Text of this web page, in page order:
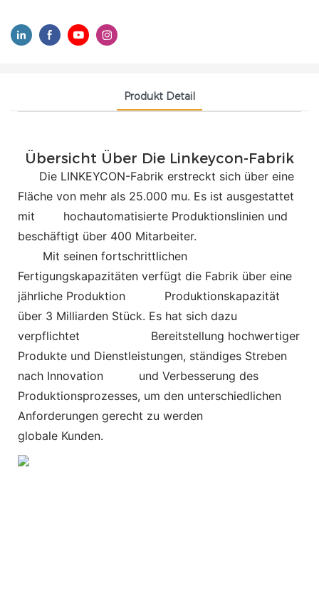
Produkt Detail
Übersicht Über Die Linkeycon-Fabrik
Die LINKEYCON-Fabrik erstreckt sich über eine
Fläche von mehr als 25.000 mu. Es ist ausgestattet
mit
hochautomatisierte Produktionslinien und
beschäftigt über 400 Mitarbeiter.
Mit seinen fortschrittlichen
Fertigungskapazitäten verfügt die Fabrik über eine
jährliche Produktion
Produktionskapazität
über 3 Milliarden Stück. Es hat sich dazu
verpflichtet
Bereitstellung hochwertiger
Produkte und Dienstleistungen, ständiges Streben
nach Innovation und Verbesserung des
Produktionsprozesses, um den unterschiedlichen
Anforderungen gerecht zu werden
globale Kunden.